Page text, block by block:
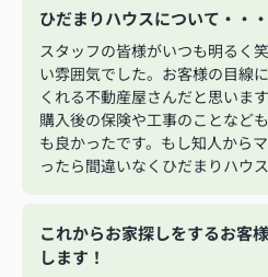
ひだまりハウスについて・・・
スタッフの皆様がいつも明るく
い雰囲気でした。お客様の目線
くれる不動産屋さんだと思います
購入後の保険や工事のことなど
も良かったです。もし知人から
ったら間違いなくひだまりハウ
これからお家探しをするお客
します！